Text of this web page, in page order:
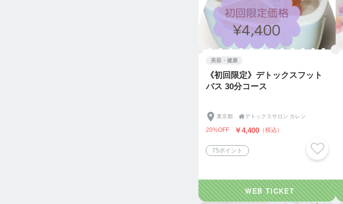
美容・健康
《初回限定》デトックスフット
バス 30分コース
東京都 デトックスサロン カレン
20%OFF ￥4,400 （税込）
75ポイント